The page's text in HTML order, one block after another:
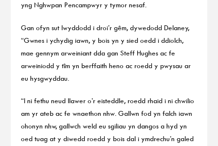
yng Nghwpan Pencampwyr y tymor nesaf.
Gan ofyn sut lwyddodd i droi’r gêm, dywedodd Delaney,
“Gwnes i ychydig iawn, y bois yn y sied oedd i ddiolch,
mae gennym arweiniant dda gan Steff Hughes ac fe
arweiniodd y tîm yn berffaith heno ac roedd y pwysau ar
eu hysgwyddau.
“I ni fethu neud llawer o’r eisteddle, roedd rhaid i ni chwilio
am yr ateb ac fe wnaethon nhw. Gallwn fod yn falch iawn
ohonyn nhw, gallwch weld eu sgiliau yn dangos a hyd yn
oed tuag at y diwedd roedd y bois dal i ymdrechu’n galed